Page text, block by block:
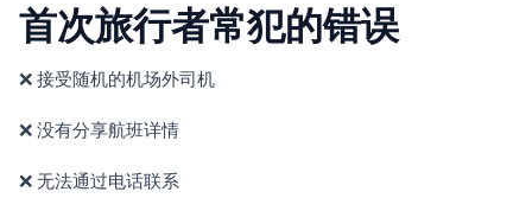
首次旅行者常犯的错误
❌ 接受随机的机场外司机
❌ 没有分享航班详情
❌ 无法通过电话联系